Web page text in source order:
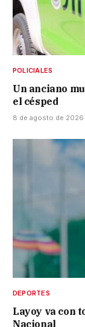
POLICIALES
Un anciano
el césped
8 de agosto de 2026
DEPORTES
Layoy va con
Nacional